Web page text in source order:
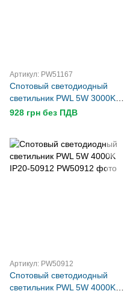
Артикул: PW51167
Спотовый светодиодный
светильник PWL 5W 3000K
IP20-51167
928 грн без ПДВ
Артикул: PW50912
Спотовый светодиодный
светильник PWL 5W 4000K